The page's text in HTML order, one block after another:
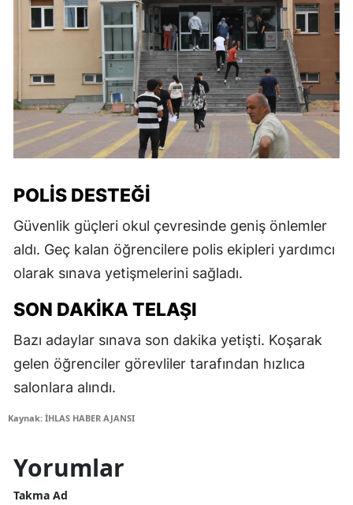
POLIS DESTEĞI
Güvenlik güçleri okul çevresinde geniş önlemler
aldı. Geç kalan öğrencilere polis ekipleri yardımcı
olarak sınava yetişmelerini sağladı.
SON DAKIKA TELAŞI
Bazı adaylar sınava son dakika yetişti. Koşarak
gelen öğrenciler görevliler tarafından hızlıca
salonlara alındı.
Kaynak: İHLAS HABER AJANSI
Yorumlar
Takma Ad